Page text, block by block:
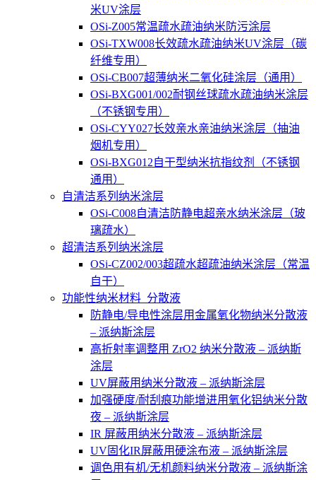
米UV涂层
OSi-Z005常温疏水疏油纳米防污涂层
OSi-TXW008长效疏水疏油纳米UV涂层（碳
纤维专用）
OSi-CB007超薄纳米二氧化硅涂层（通用）
OSi-BXG001/002耐钢丝球疏水疏油纳米涂层
（不锈钢专用）
OSi-CYY027长效亲水亲油纳米涂层（抽油
烟机专用）
OSi-BXG012自干型纳米抗指纹剂（不锈钢
通用）
自清洁系列纳米涂层
OSi-C008自清洁防静电超亲水纳米涂层（玻
璃疏水）
超清洁系列纳米涂层
OSi-CZ002/003超疏水超疏油纳米涂层（常温
自干）
功能性纳米材料_分散液
防静电/导电性涂层用金属氧化物纳米分散液
– 派纳斯涂层
高折射率调整用 ZrO2 纳米分散液 – 派纳斯
涂层
UV屏蔽用纳米分散液 – 派纳斯涂层
加强硬度/耐刮痕功能增进用氧化铝纳米分散
夜 – 派纳斯涂层
IR 屏蔽用纳米分散液 – 派纳斯涂层
UV固化IR屏蔽用硬涂布液 – 派纳斯涂层
调色用有机/无机颜料纳米分散液 – 派纳斯涂